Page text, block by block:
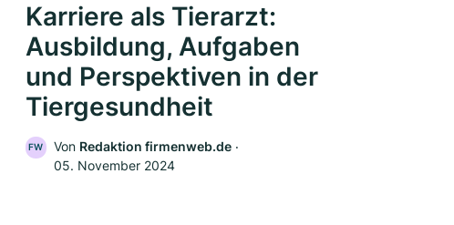
Karriere als Tierarzt:
Ausbildung, Aufgaben
und Perspektiven in der
Tiergesundheit
FW Von Redaktion firmenweb.de‧
05. November 2024